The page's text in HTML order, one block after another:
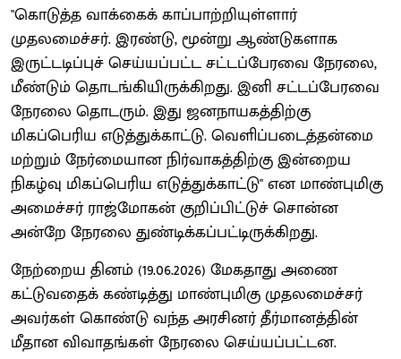
"கொடுத்த வாக்கைக் காப்பாற்றியுள்ளார்
முதலமைச்சர். இரண்டு, மூன்று ஆண்டுகளாக
இருட்டடிப்புச் செய்யப்பட்ட சட்டப்பேரவை நேரலை,
மீண்டும் தொடங்கியிருக்கிறது. இனி சட்டப்பேரவை
நேரலை தொடரும். இது ஜனநாயகத்திற்கு
மிகப்பெரிய எடுத்துக்காட்டு. வெளிப்படைத்தன்மை
மற்றும் நேர்மையான நிர்வாகத்திற்கு இன்றைய
நிகழ்வு மிகப்பெரிய எடுத்துக்காட்டு" என மாண்புமிகு
அமைச்சர் ராஜ்மோகன் குறிப்பிட்டுச் சொன்ன
அன்றே நேரலை துண்டிக்கப்பட்டிருக்கிறது.
நேற்றைய தினம் (19.06.2026) மேகதாது அணை
கட்டுவதைக் கண்டித்து மாண்புமிகு முதலமைச்சர்
அவர்கள் கொண்டு வந்த அரசினர் தீர்மானத்தின்
மீதான விவாதங்கள் நேரலை செய்யப்பட்டன.